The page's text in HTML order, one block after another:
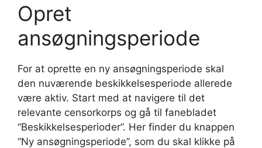
Opret
ansøgningsperiode
For at oprette en ny ansøgningsperiode skal
den nuværende beskikkelsesperiode allerede
være aktiv. Start med at navigere til det
relevante censorkorps og gå til fanebladet
“Beskikkelsesperioder”. Her finder du knappen
“Ny ansøgningsperiode”, som du skal klikke på